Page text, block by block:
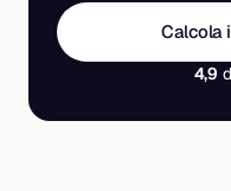
Calcola
4,9